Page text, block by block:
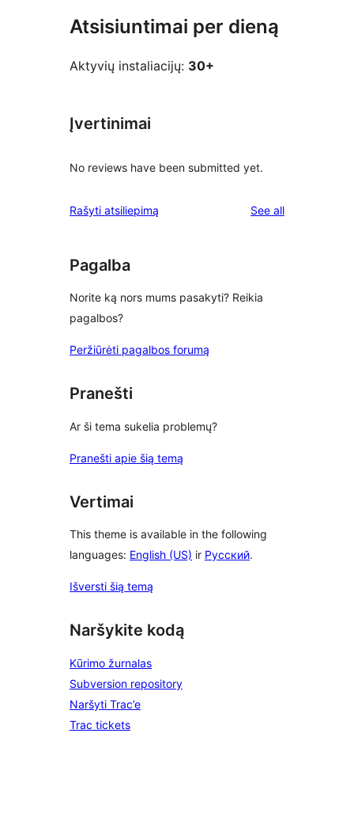
Atsisiuntimai per dieną
Aktyvių instaliacijų: 30+
Įvertinimai
No reviews have been submitted yet.
Rašyti atsiliepimą See allreviews
Pagalba
Norite ką nors mums pasakyti? Reikia
pagalbos?
Peržiūrėti pagalbos forumą
Pranešti
Ar ši tema sukelia problemų?
Pranešti apie šią temą
Vertimai
This theme is available in the following
languages: English (US) ir Русский.
Išversti šią temą
Naršykite kodą
Kūrimo žurnalas
Subversion repository
Naršyti Trac’e
Trac tickets